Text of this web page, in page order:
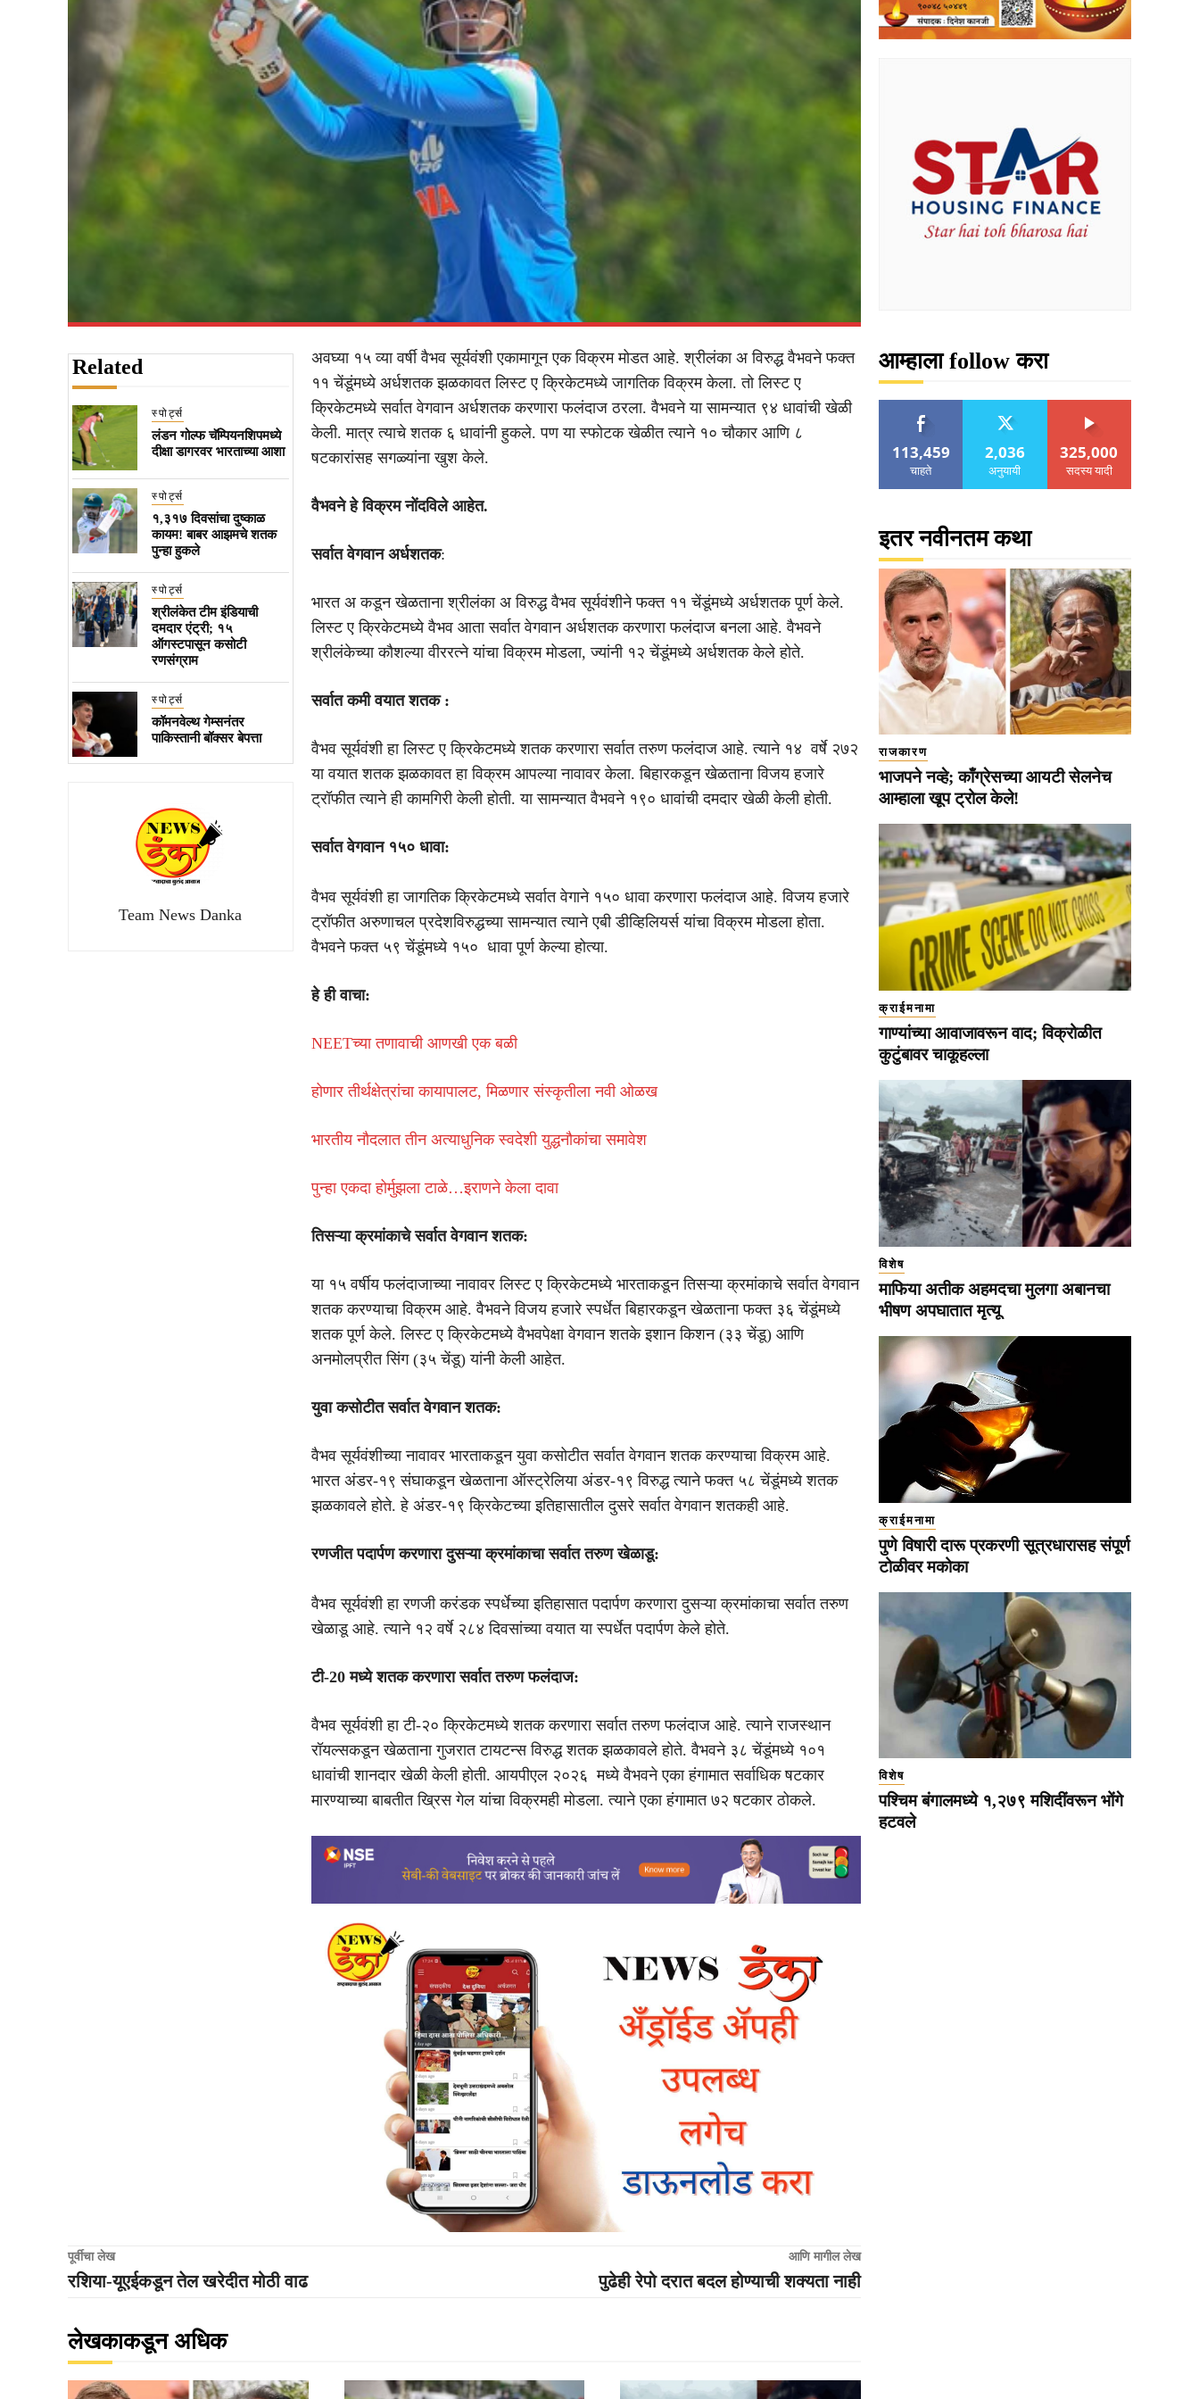
Related
स्पोर्ट्स
लंडन गोल्फ चॅम्पियनशिपमध्ये
दीक्षा डागरवर भारताच्या आशा
स्पोर्ट्स
१,३१७ दिवसांचा दुष्काळ
कायम! बाबर आझमचे शतक
पुन्हा हुकले
स्पोर्ट्स
श्रीलंकेत टीम इंडियाची
दमदार एंट्री; १५
ऑगस्टपासून कसोटी
रणसंग्राम
स्पोर्ट्स
कॉमनवेल्थ गेम्सनंतर
पाकिस्तानी बॉक्सर बेपत्ता
Team News Danka
अवघ्या १५ व्या वर्षी वैभव सूर्यवंशी एकामागून एक विक्रम मोडत आहे. श्रीलंका अ विरुद्ध वैभवने फक्त
११ चेंडूंमध्ये अर्धशतक झळकावत लिस्ट ए क्रिकेटमध्ये जागतिक विक्रम केला. तो लिस्ट ए
क्रिकेटमध्ये सर्वात वेगवान अर्धशतक करणारा फलंदाज ठरला. वैभवने या सामन्यात ९४ धावांची खेळी
केली. मात्र त्याचे शतक ६ धावांनी हुकले. पण या स्फोटक खेळीत त्याने १० चौकार आणि ८
षटकारांसह सगळ्यांना खुश केले.
वैभवने हे विक्रम नोंदविले आहेत.
सर्वात वेगवान अर्धशतक:
भारत अ कडून खेळताना श्रीलंका अ विरुद्ध वैभव सूर्यवंशीने फक्त ११ चेंडूंमध्ये अर्धशतक पूर्ण केले.
लिस्ट ए क्रिकेटमध्ये वैभव आता सर्वात वेगवान अर्धशतक करणारा फलंदाज बनला आहे. वैभवने
श्रीलंकेच्या कौशल्या वीररत्ने यांचा विक्रम मोडला, ज्यांनी १२ चेंडूंमध्ये अर्धशतक केले होते.
सर्वात कमी वयात शतक :
वैभव सूर्यवंशी हा लिस्ट ए क्रिकेटमध्ये शतक करणारा सर्वात तरुण फलंदाज आहे. त्याने १४ वर्षे २७२
या वयात शतक झळकावत हा विक्रम आपल्या नावावर केला. बिहारकडून खेळताना विजय हजारे
ट्रॉफीत त्याने ही कामगिरी केली होती. या सामन्यात वैभवने १९० धावांची दमदार खेळी केली होती.
सर्वात वेगवान १५० धावा:
वैभव सूर्यवंशी हा जागतिक क्रिकेटमध्ये सर्वात वेगाने १५० धावा करणारा फलंदाज आहे. विजय हजारे
ट्रॉफीत अरुणाचल प्रदेशविरुद्धच्या सामन्यात त्याने एबी डीव्हिलियर्स यांचा विक्रम मोडला होता.
वैभवने फक्त ५९ चेंडूंमध्ये १५० धावा पूर्ण केल्या होत्या.
हे ही वाचा:
NEETच्या तणावाची आणखी एक बळी
होणार तीर्थक्षेत्रांचा कायापालट, मिळणार संस्कृतीला नवी ओळख
भारतीय नौदलात तीन अत्याधुनिक स्वदेशी युद्धनौकांचा समावेश
पुन्हा एकदा होर्मुझला टाळे…इराणने केला दावा
तिसऱ्या क्रमांकाचे सर्वात वेगवान शतक:
या १५ वर्षीय फलंदाजाच्या नावावर लिस्ट ए क्रिकेटमध्ये भारताकडून तिसऱ्या क्रमांकाचे सर्वात वेगवान
शतक करण्याचा विक्रम आहे. वैभवने विजय हजारे स्पर्धेत बिहारकडून खेळताना फक्त ३६ चेंडूंमध्ये
शतक पूर्ण केले. लिस्ट ए क्रिकेटमध्ये वैभवपेक्षा वेगवान शतके इशान किशन (३३ चेंडू) आणि
अनमोलप्रीत सिंग (३५ चेंडू) यांनी केली आहेत.
युवा कसोटीत सर्वात वेगवान शतक:
वैभव सूर्यवंशीच्या नावावर भारताकडून युवा कसोटीत सर्वात वेगवान शतक करण्याचा विक्रम आहे.
भारत अंडर-१९ संघाकडून खेळताना ऑस्ट्रेलिया अंडर-१९ विरुद्ध त्याने फक्त ५८ चेंडूंमध्ये शतक
झळकावले होते. हे अंडर-१९ क्रिकेटच्या इतिहासातील दुसरे सर्वात वेगवान शतकही आहे.
रणजीत पदार्पण करणारा दुसऱ्या क्रमांकाचा सर्वात तरुण खेळाडू:
वैभव सूर्यवंशी हा रणजी करंडक स्पर्धेच्या इतिहासात पदार्पण करणारा दुसऱ्या क्रमांकाचा सर्वात तरुण
खेळाडू आहे. त्याने १२ वर्षे २८४ दिवसांच्या वयात या स्पर्धेत पदार्पण केले होते.
टी-20 मध्ये शतक करणारा सर्वात तरुण फलंदाज:
वैभव सूर्यवंशी हा टी-२० क्रिकेटमध्ये शतक करणारा सर्वात तरुण फलंदाज आहे. त्याने राजस्थान
रॉयल्सकडून खेळताना गुजरात टायटन्स विरुद्ध शतक झळकावले होते. वैभवने ३८ चेंडूंमध्ये १०१
धावांची शानदार खेळी केली होती. आयपीएल २०२६ मध्ये वैभवने एका हंगामात सर्वाधिक षटकार
मारण्याच्या बाबतीत ख्रिस गेल यांचा विक्रमही मोडला. त्याने एका हंगामात ७२ षटकार ठोकले.
पूर्वीचा लेख
रशिया-यूएईकडून तेल खरेदीत मोठी वाढ
आणि मागील लेख
पुढेही रेपो दरात बदल होण्याची शक्यता नाही
लेखकाकडून अधिक
आम्हाला follow करा
113,459
चाहते
2,036
अनुयायी
325,000
सदस्य यादी
इतर नवीनतम कथा
राजकारण
भाजपने नव्हे; काँग्रेसच्या आयटी सेलनेच
आम्हाला खूप ट्रोल केले!
क्राईमनामा
गाण्यांच्या आवाजावरून वाद; विक्रोळीत
कुटुंबावर चाकूहल्ला
विशेष
माफिया अतीक अहमदचा मुलगा अबानचा
भीषण अपघातात मृत्यू
क्राईमनामा
पुणे विषारी दारू प्रकरणी सूत्रधारासह संपूर्ण
टोळीवर मकोका
विशेष
पश्चिम बंगालमध्ये १,२७९ मशिदींवरून भोंगे
हटवले